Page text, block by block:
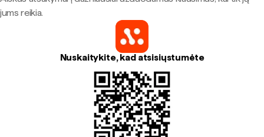
jums reikia.
Nuskaitykite, kad atsisiųstumėte